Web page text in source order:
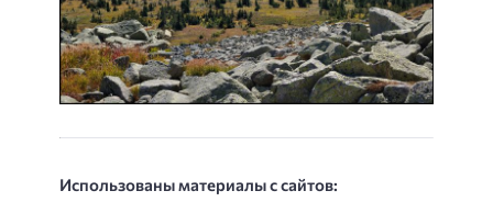
Использованы материалы с сайтов: